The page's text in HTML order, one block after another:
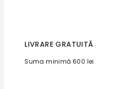
LIVRARE GRATUITĂ
Suma minimă 600 lei